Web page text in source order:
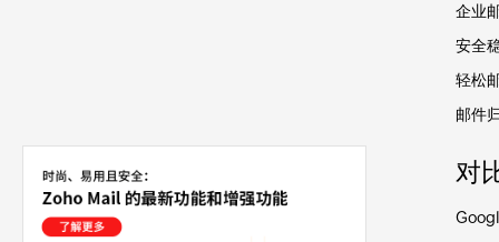
企业
安全
轻松
邮件
对